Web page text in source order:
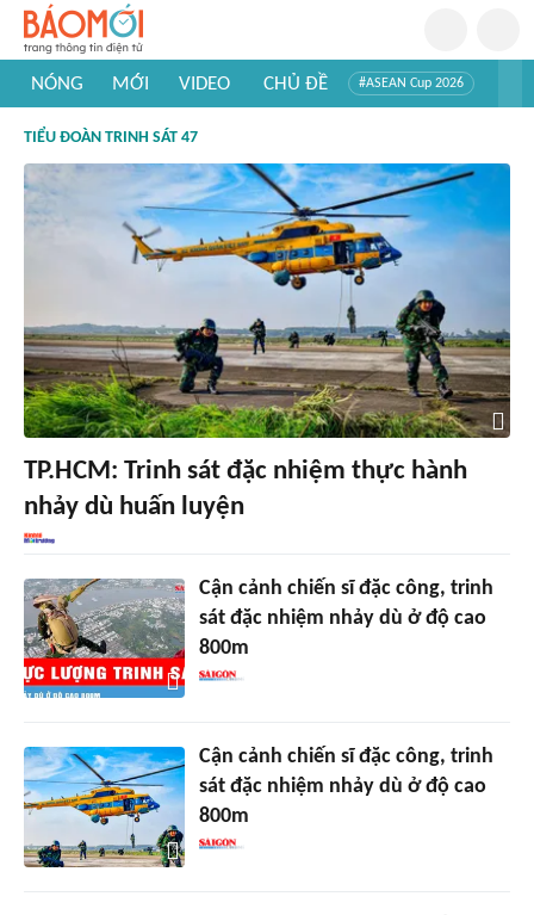
NÓNG MỚI VIDEO CHỦ ĐỀ #ASEAN Cup 2026
#Khám phá thế giới
TIỂU ĐOÀN TRINH SÁT 47
TP.HCM: Trinh sát đặc nhiệm thực hành
nhảy dù huấn luyện
Cận cảnh chiến sĩ đặc công, trinh
sát đặc nhiệm nhảy dù ở độ cao
800m
Cận cảnh chiến sĩ đặc công, trinh
sát đặc nhiệm nhảy dù ở độ cao
800m